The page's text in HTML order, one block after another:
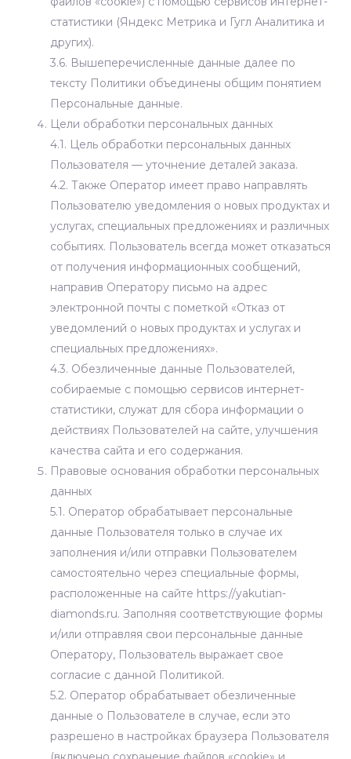
статистики (Яндекс Метрика и Гугл Аналитика и
других).
3.6. Вышеперечисленные данные далее по
тексту Политики объединены общим понятием
Персональные данные.
Цели обработки персональных данных
4.1. Цель обработки персональных данных
Пользователя — уточнение деталей заказа.
4.2. Также Оператор имеет право направлять
Пользователю уведомления о новых продуктах и
услугах, специальных предложениях и различных
событиях. Пользователь всегда может отказаться
от получения информационных сообщений,
направив Оператору письмо на адрес
электронной почты с пометкой «Отказ от
уведомлений о новых продуктах и услугах и
специальных предложениях».
4.3. Обезличенные данные Пользователей,
собираемые с помощью сервисов интернет-
статистики, служат для сбора информации о
действиях Пользователей на сайте, улучшения
качества сайта и его содержания.
Правовые основания обработки персональных
данных
5.1. Оператор обрабатывает персональные
данные Пользователя только в случае их
заполнения и/или отправки Пользователем
самостоятельно через специальные формы,
расположенные на сайте https://yakutian-
diamonds.ru. Заполняя соответствующие формы
и/или отправляя свои персональные данные
Оператору, Пользователь выражает свое
согласие с данной Политикой.
5.2. Оператор обрабатывает обезличенные
данные о Пользователе в случае, если это
разрешено в настройках браузера Пользователя